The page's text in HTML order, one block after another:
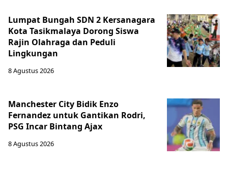
Lumpat Bungah SDN 2 Kersanagara
Kota Tasikmalaya Dorong Siswa
Rajin Olahraga dan Peduli
Lingkungan
8 Agustus 2026
Manchester City Bidik Enzo
Fernandez untuk Gantikan Rodri,
PSG Incar Bintang Ajax
8 Agustus 2026